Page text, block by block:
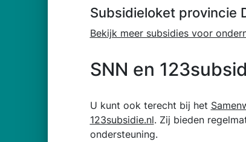
Subsidieloket provincie
Bekijk meer subsidies voor
SNN en
U kunt ook terecht bij het
123subsidie.nl. Zij bieden
ondersteuning.